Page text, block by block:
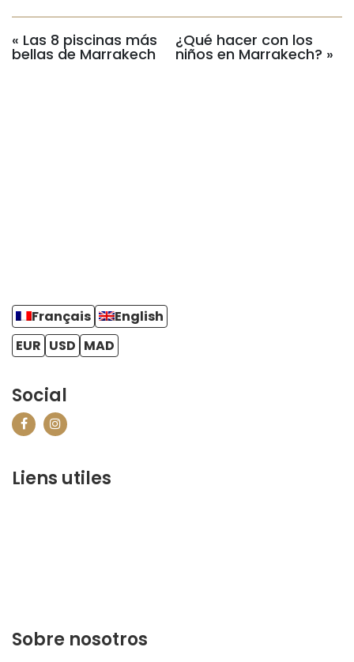
« Las 8 piscinas más
bellas de Marrakech
¿Qué hacer con los
niños en Marrakech? »
Français
English
EUR USD MAD
Social
Liens utiles
Sobre nosotros